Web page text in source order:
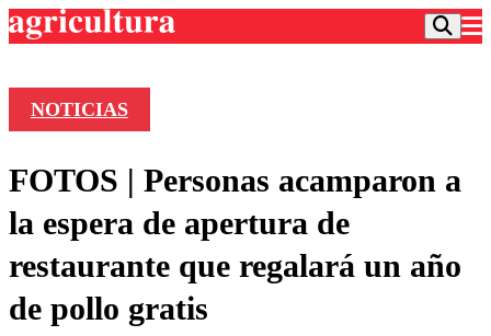
Frecuencias
Agricultura TV
Deportes
Colo Colo
Motor
Entretención
Noticias
Vida Social
NOTICIAS
FOTOS | Personas acamparon a
la espera de apertura de
restaurante que regalará un año
de pollo gratis